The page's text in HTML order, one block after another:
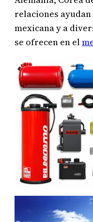
relaciones
mexicana y a
se ofrecen en el